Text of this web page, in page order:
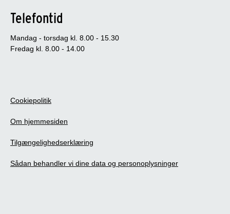
Telefontid
Mandag - torsdag kl. 8.00 - 15.30
Fredag kl. 8.00 - 14.00
Cookiepolitik
Om hjemmesiden
Tilgængelighedserklæring
Sådan behandler vi dine data og personoplysninger